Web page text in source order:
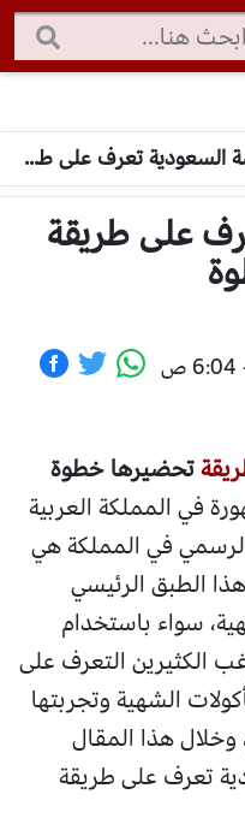
تعرف على طريقة تحضيرها خطوة بخطوة
على طريقة
تحضيرها خطوة
في المملكة العربية
الرسمي في المملكة هي
الطبق الرئيسي
سواء باستخدام
الكثيرين التعرف على
الشهية وتجربتها
وخلال هذا المقال
تعرف على طريقة